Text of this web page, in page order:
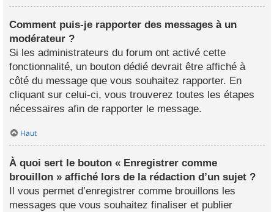
Comment puis-je rapporter des messages à un
modérateur ?
Si les administrateurs du forum ont activé cette
fonctionnalité, un bouton dédié devrait être affiché à
côté du message que vous souhaitez rapporter. En
cliquant sur celui-ci, vous trouverez toutes les étapes
nécessaires afin de rapporter le message.
Haut
À quoi sert le bouton « Enregistrer comme
brouillon » affiché lors de la rédaction d’un sujet ?
Il vous permet d’enregistrer comme brouillons les
messages que vous souhaitez finaliser et publier